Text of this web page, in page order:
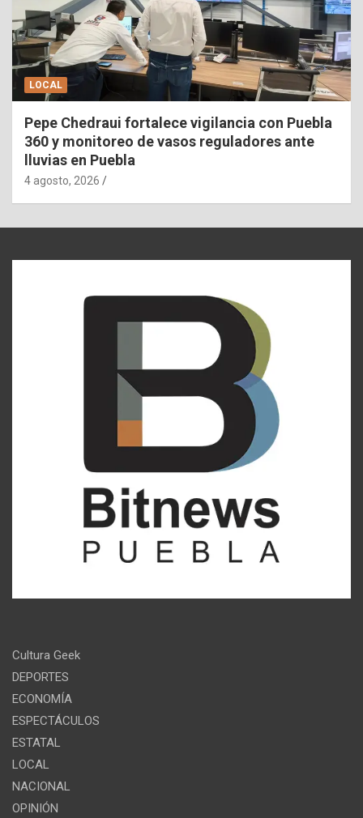
LOCAL
Pepe Chedraui fortalece vigilancia con Puebla
360 y monitoreo de vasos reguladores ante
lluvias en Puebla
4 agosto, 2026
Cultura Geek
DEPORTES
ECONOMÍA
ESPECTÁCULOS
ESTATAL
LOCAL
NACIONAL
OPINIÓN